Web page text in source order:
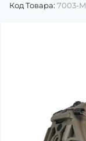
Код Товара: 7003-M